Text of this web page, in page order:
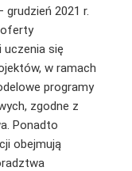
grudzień 2021 r.
oferty
uczenia się
w ramach
programy
zgodne z
Ponadto
obejmują